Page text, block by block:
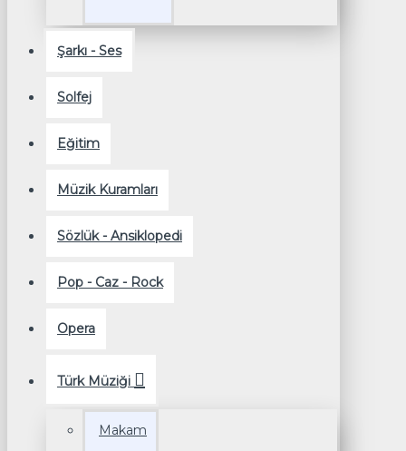
Şarkı - Ses
Solfej
Eğitim
Müzik Kuramları
Sözlük - Ansiklopedi
Pop - Caz - Rock
Opera
Türk Müziği
Makam